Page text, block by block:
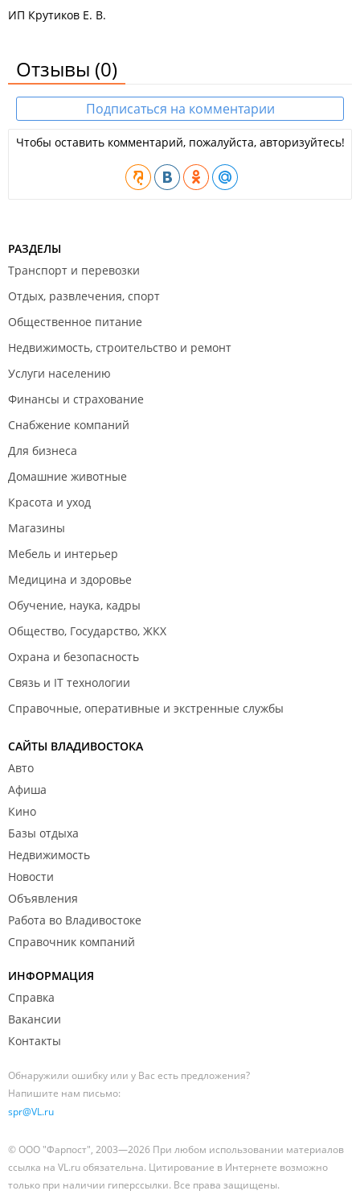
ИП Крутиков Е. В.
Отзывы (0)
Подписаться на комментарии
Чтобы оставить комментарий, пожалуйста, авторизуйтесь!
РАЗДЕЛЫ
Транспорт и перевозки
Отдых, развлечения, спорт
Общественное питание
Недвижимость, строительство и ремонт
Услуги населению
Финансы и страхование
Снабжение компаний
Для бизнеса
Домашние животные
Красота и уход
Магазины
Мебель и интерьер
Медицина и здоровье
Обучение, наука, кадры
Общество, Государство, ЖКХ
Охрана и безопасность
Связь и IT технологии
Справочные, оперативные и экстренные службы
САЙТЫ ВЛАДИВОСТОКА
Авто
Афиша
Кино
Базы отдыха
Недвижимость
Новости
Объявления
Работа во Владивостоке
Справочник компаний
ИНФОРМАЦИЯ
Справка
Вакансии
Контакты
Обнаружили ошибку или у Вас есть предложения?
Напишите нам письмо:
spr@VL.ru
© ООО "Фарпост", 2003—2026 При любом использовании материалов
ссылка на VL.ru обязательна. Цитирование в Интернете возможно
только при наличии гиперссылки. Все права защищены.